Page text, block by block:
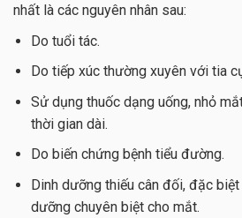
nhất là các nguyên nhân sau:
Do tuổi tác.
Do tiếp xúc thường xuyên với tia
Sử dụng thuốc dạng uống, nhỏ
thời gian dài.
Do biến chứng bệnh tiểu đường.
Dinh dưỡng thiếu cân đối, đặc
dưỡng chuyên biệt cho mắt.